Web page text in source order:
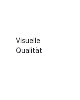
Visuelle
Qualität